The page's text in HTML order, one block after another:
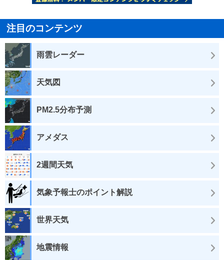
注目のコンテンツ
雨雲レーダー
天気図
PM2.5分布予測
アメダス
2週間天気
気象予報士のポイント解説
世界天気
地震情報